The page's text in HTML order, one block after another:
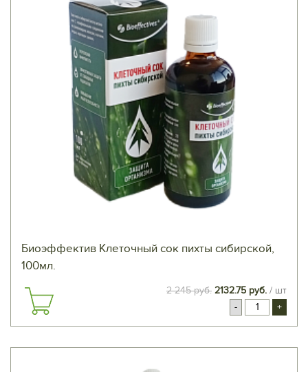
Биоэффектив Клеточный сок пихты сибирской,
100мл.
2 245 руб. 2132.75 руб. / шт
-
+